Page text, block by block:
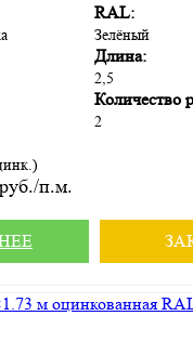
RAL:
Зелёный
Длина:
2,5
Количество
2
п.м.